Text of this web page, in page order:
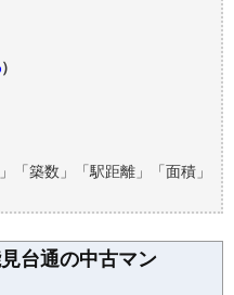
ら検討しよう
が買える？
）
築数」「駅距離」「面積」
台通の中古マン